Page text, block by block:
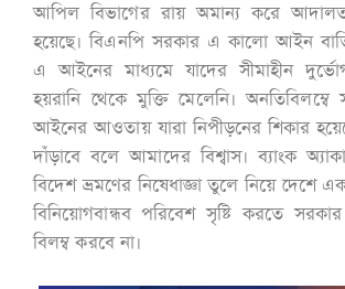
আপিল বিভাগের রায় অমান্য করে
হয়েছে। বিএনপি সরকার এ কালো আইন
এ আইনের মাধ্যমে যাদের সীমাহীন
হয়রানি থেকে মুক্তি মেলেনি।
আইনের আওতায় যারা নিপীড়নের শিকার
দাঁড়াবে বলে আমাদের বিশ্বাস। ব্যাংক
বিদেশ ভ্রমণের নিষেধাজ্ঞা তুলে নিয়ে দেশে
বিনিয়োগবান্ধব পরিবেশ সৃষ্টি করতে
বিলম্ব করবে না।